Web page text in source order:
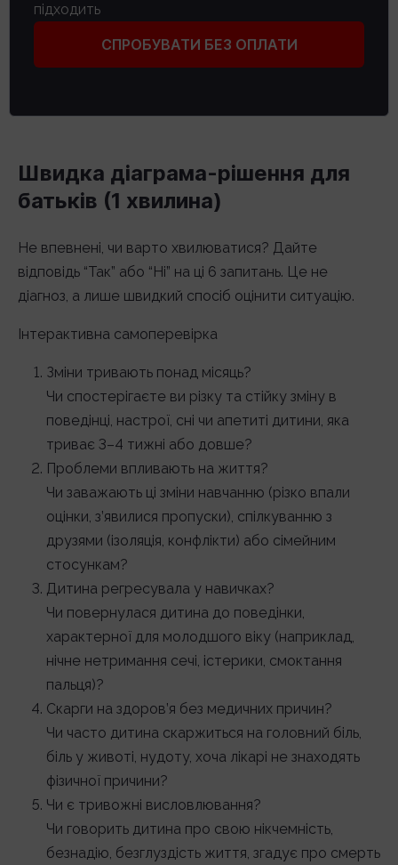
підходить
СПРОБУВАТИ БЕЗ ОПЛАТИ
Швидка діаграма-рішення для
батьків (1 хвилина)
Не впевнені, чи варто хвилюватися? Дайте
відповідь “Так” або “Ні” на ці 6 запитань. Це не
діагноз, а лише швидкий спосіб оцінити ситуацію.
Інтерактивна самоперевірка
Зміни тривають понад місяць?
Чи спостерігаєте ви різку та стійку зміну в
поведінці, настрої, сні чи апетиті дитини, яка
триває 3–4 тижні або довше?
Проблеми впливають на життя?
Чи заважають ці зміни навчанню (різко впали
оцінки, з’явилися пропуски), спілкуванню з
друзями (ізоляція, конфлікти) або сімейним
стосункам?
Дитина регресувала у навичках?
Чи повернулася дитина до поведінки,
характерної для молодшого віку (наприклад,
нічне нетримання сечі, істерики, смоктання
пальця)?
Скарги на здоров’я без медичних причин?
Чи часто дитина скаржиться на головний біль,
біль у животі, нудоту, хоча лікарі не знаходять
фізичної причини?
Чи є тривожні висловлювання?
Чи говорить дитина про свою нікчемність,
безнадію, безглуздість життя, згадує про смерть